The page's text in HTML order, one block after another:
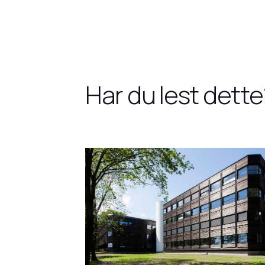
Har du lest